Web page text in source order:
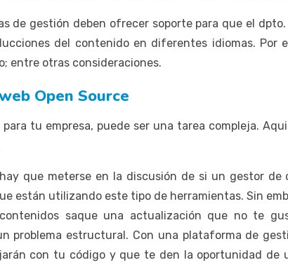
de gestión deben ofrecer soporte para que el
del contenido en diferentes idiomas. Por
entre otras consideraciones.
Open Source
tu empresa, puede ser una tarea compleja.
que meterse en la discusión de si un gestor
están utilizando este tipo de herramientas. Sin
saque una actualización que no te
problema estructural. Con una plataforma de
con tu código y que te den la oportunidad de